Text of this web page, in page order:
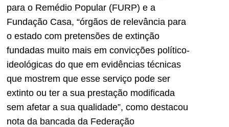
para o Remédio Popular (FURP) e a
Fundação Casa, “órgãos de relevância para
o estado com pretensões de extinção
fundadas muito mais em convicções político-
ideológicas do que em evidências técnicas
que mostrem que esse serviço pode ser
extinto ou ter a sua prestação modificada
sem afetar a sua qualidade”, como destacou
nota da bancada da Federação